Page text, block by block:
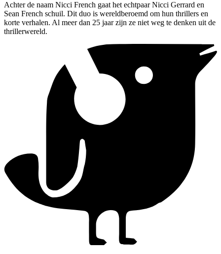
Achter de naam Nicci French gaat het echtpaar Nicci Gerrard en
Sean French schuil. Dit duo is wereldberoemd om hun thrillers en
korte verhalen. Al meer dan 25 jaar zijn ze niet weg te denken uit de
thrillerwereld.